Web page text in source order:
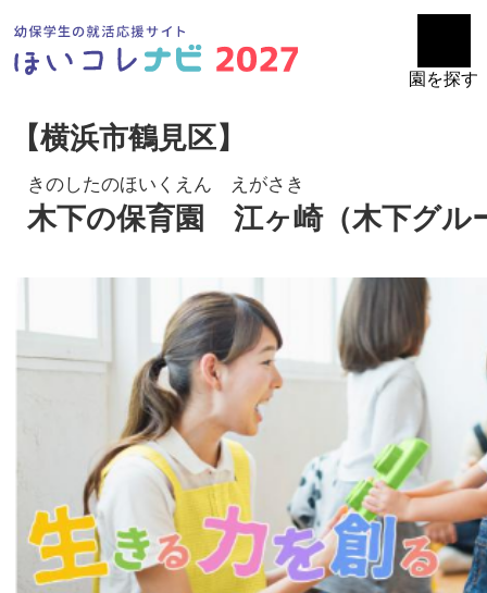
園を探す
【横浜市鶴見区】
きのしたのほいくえん えがさき
木下の保育園 江ヶ崎（木下グル